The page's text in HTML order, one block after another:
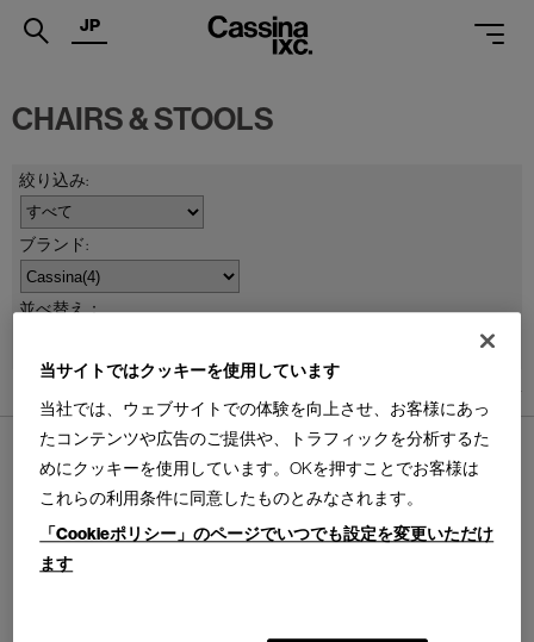
.
SERVICES
PROJECTS
MAGAZINE
SHOPS
CATALOGUES
PROFESSIONAL
ONLINE STORE お問合せ
JP
CHAIRS & STOOLS
並べ替え：
件あります
402 WISKEY
ウィスキー ソファ
577 DUDET
当サイトではクッキーを使用しています
当社では、ウェブサイトでの体験を向上させ、お客様にあっ
たコンテンツや広告のご提供や、トラフィックを分析するた
めにクッキーを使用しています。OKを押すことでお客様は
これらの利用条件に同意したものとみなされます。
「Cookieポリシー」のページでいつでも設定を変更いただけ
ます